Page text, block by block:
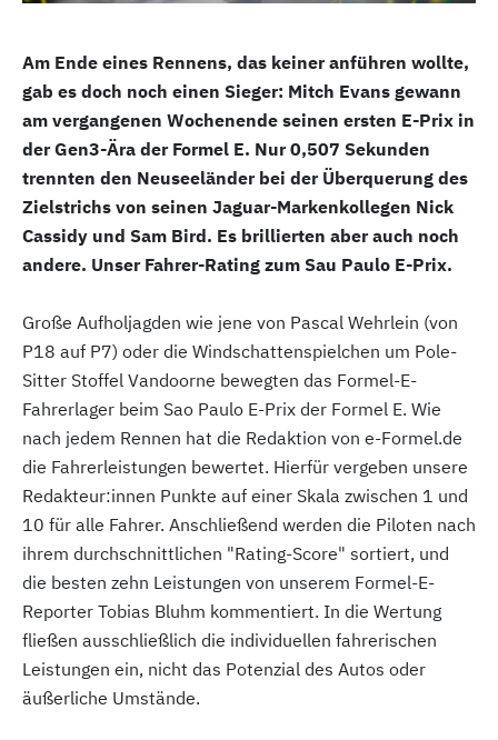
Am Ende eines Rennens, das keiner anführen wollte,
gab es doch noch einen Sieger: Mitch Evans gewann
am vergangenen Wochenende seinen ersten E-Prix in
der Gen3-Ära der Formel E. Nur 0,507 Sekunden
trennten den Neuseeländer bei der Überquerung des
Zielstrichs von seinen Jaguar-Markenkollegen Nick
Cassidy und Sam Bird. Es brillierten aber auch noch
andere. Unser Fahrer-Rating zum Sau Paulo E-Prix.
Große Aufholjagden wie jene von Pascal Wehrlein (von
P18 auf P7) oder die Windschattenspielchen um Pole-
Sitter Stoffel Vandoorne bewegten das Formel-E-
Fahrerlager beim Sao Paulo E-Prix der Formel E. Wie
nach jedem Rennen hat die Redaktion von e-Formel.de
die Fahrerleistungen bewertet. Hierfür vergeben unsere
Redakteur:innen Punkte auf einer Skala zwischen 1 und
10 für alle Fahrer. Anschließend werden die Piloten nach
ihrem durchschnittlichen "Rating-Score" sortiert, und
die besten zehn Leistungen von unserem Formel-E-
Reporter Tobias Bluhm kommentiert. In die Wertung
fließen ausschließlich die individuellen fahrerischen
Leistungen ein, nicht das Potenzial des Autos oder
äußerliche Umstände.